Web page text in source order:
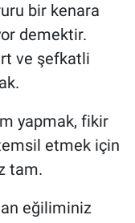
bir kenara
demektir.
ve şefkatli
yapmak, fikir
etmek için
tam.
eğiliminiz